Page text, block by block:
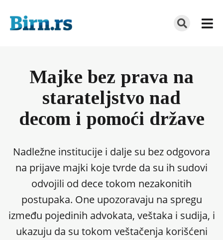
Majke bez prava na
starateljstvo nad
decom i pomoći države
Nadležne institucije i dalje su bez odgovora
na prijave majki koje tvrde da su ih sudovi
odvojili od dece tokom nezakonitih
postupaka. One upozoravaju na spregu
između pojedinih advokata, veštaka i sudija, i
ukazuju da su tokom veštačenja korišćeni